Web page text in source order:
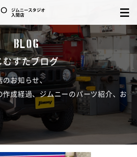
BLOG
むすたブログ
のお知らせ、
作成経過、ジムニーのパーツ紹介、お